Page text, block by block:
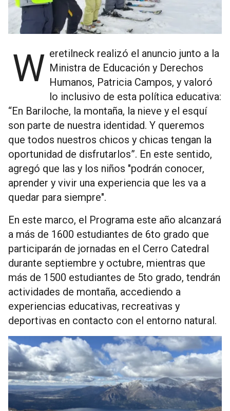
Weretilneck realizó el anuncio junto a la Ministra de Educación y Derechos
Humanos, Patricia Campos, y valoró
lo inclusivo de esta política educativa:
“En Bariloche, la montaña, la nieve y el esquí
son parte de nuestra identidad. Y queremos
que todos nuestros chicos y chicas tengan la
oportunidad de disfrutarlos”. En este sentido,
agregó que las y los niños "podrán conocer,
aprender y vivir una experiencia que les va a
quedar para siempre".
En este marco, el Programa este año alcanzará
a más de 1600 estudiantes de 6to grado que
participarán de jornadas en el Cerro Catedral
durante septiembre y octubre, mientras que
más de 1500 estudiantes de 5to grado, tendrán
actividades de montaña, accediendo a
experiencias educativas, recreativas y
deportivas en contacto con el entorno natural.